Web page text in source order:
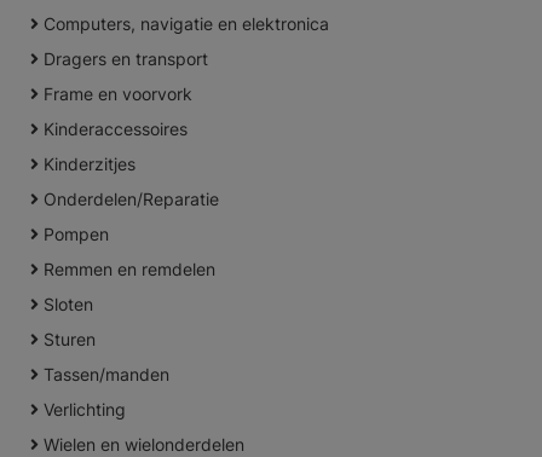
Computers, navigatie en elektronica
Dragers en transport
Frame en voorvork
Kinderaccessoires
Kinderzitjes
Onderdelen/Reparatie
Pompen
Remmen en remdelen
Sloten
Sturen
Tassen/manden
Verlichting
Wielen en wielonderdelen